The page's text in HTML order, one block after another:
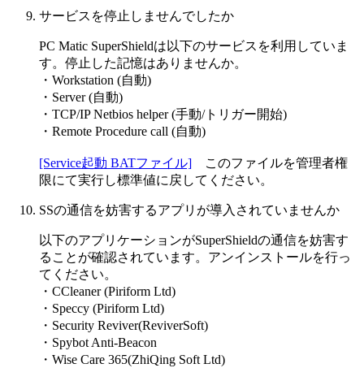
サービスを停止しませんでしたか
PC Matic SuperShieldは以下のサービスを利用していま
す。停止した記憶はありませんか。
・Workstation (自動)
・Server (自動)
・TCP/IP Netbios helper (手動/トリガー開始)
・Remote Procedure call (自動)
[Service起動 BATファイル] このファイルを管理者権
限にて実行し標準値に戻してください。
SSの通信を妨害するアプリが導入されていませんか
以下のアプリケーションがSuperShieldの通信を妨害す
ることが確認されています。アンインストールを行っ
てください。
・CCleaner (Piriform Ltd)
・Speccy (Piriform Ltd)
・Security Reviver(ReviverSoft)
・Spybot Anti-Beacon
・Wise Care 365(ZhiQing Soft Ltd)